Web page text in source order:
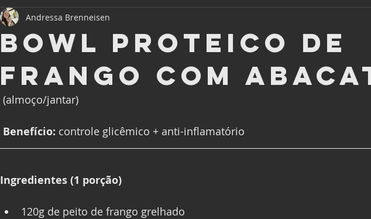
Bowl Proteico de
Frango com
Andressa Brenneisen
(almoço/jantar)
Benefício: controle glicêmico + anti-inflamatório
Ingredientes (1 porção)
120g de peito de frango grelhado